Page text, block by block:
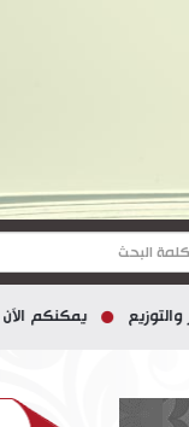
يمكنكم الآن شراء